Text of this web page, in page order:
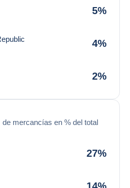
5%
4%
2%
de mercancías en % del total
27%